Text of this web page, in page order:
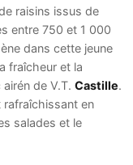
raisins issus de
entre 750 et 1 000
dans cette jeune
fraîcheur et la
de V.T. Castille.
rafraîchissant en
salades et le